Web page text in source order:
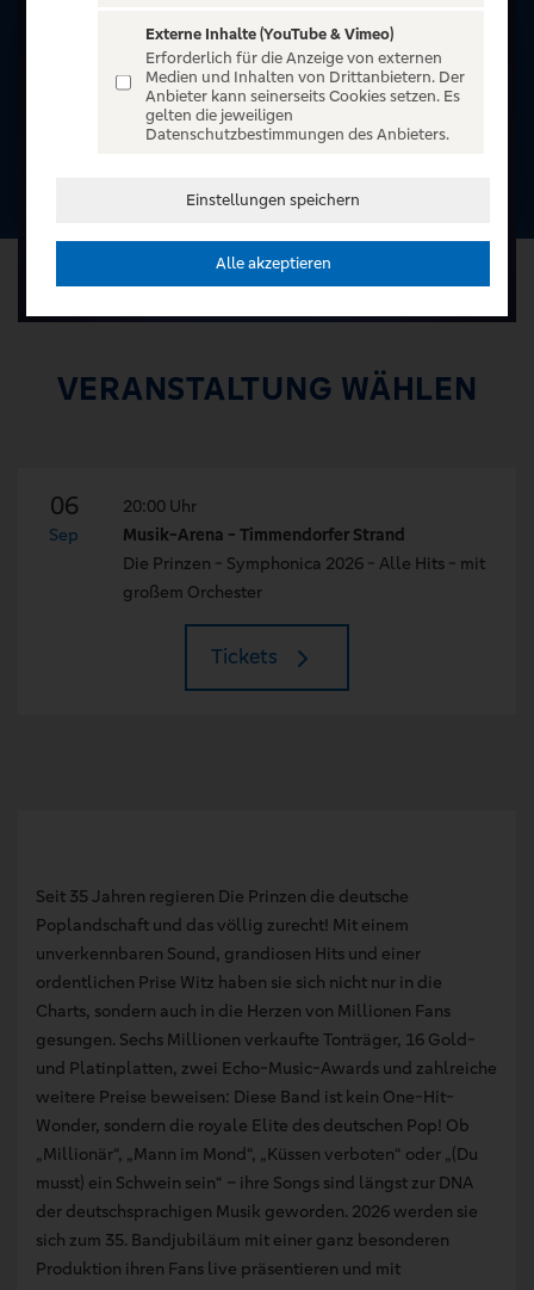
VERANSTALTUNG WÄHLEN
06
Sep
20:00 Uhr
Musik-Arena - Timmendorfer Strand
Die Prinzen - Symphonica 2026 - Alle Hits - mit
großem Orchester
Tickets
Seit 35 Jahren regieren Die Prinzen die deutsche
Poplandschaft und das völlig zurecht! Mit einem
unverkennbaren Sound, grandiosen Hits und einer
ordentlichen Prise Witz haben sie sich nicht nur in die
Charts, sondern auch in die Herzen von Millionen Fans
gesungen. Sechs Millionen verkaufte Tonträger, 16 Gold-
und Platinplatten, zwei Echo-Music-Awards und zahlreiche
weitere Preise beweisen: Diese Band ist kein One-Hit-
Wonder, sondern die royale Elite des deutschen Pop! Ob
„Millionär“, „Mann im Mond“, „Küssen verboten“ oder „(Du
musst) ein Schwein sein“ – ihre Songs sind längst zur DNA
der deutschsprachigen Musik geworden. 2026 werden sie
sich zum 35. Bandjubiläum mit einer ganz besonderen
Produktion ihren Fans live präsentieren und mit
Externe Inhalte (YouTube & Vimeo)
Erforderlich für die Anzeige von externen
Medien und Inhalten von Drittanbietern. Der
Anbieter kann seinerseits Cookies setzen. Es
gelten die jeweiligen
Datenschutzbestimmungen des Anbieters.
Einstellungen speichern
Alle akzeptieren